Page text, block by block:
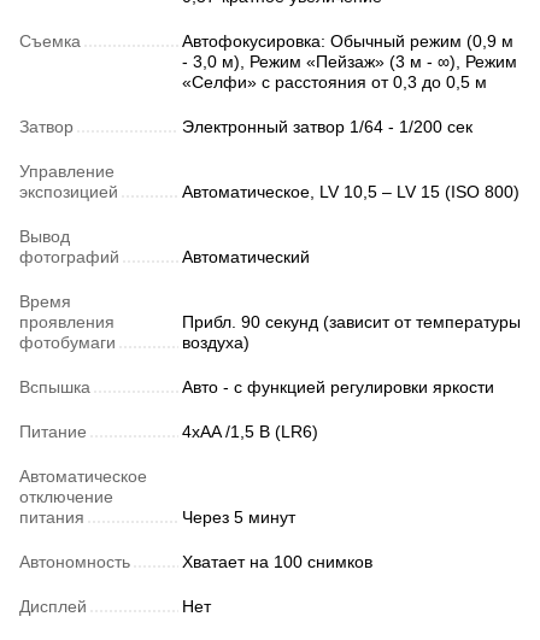
Съемка
Автофокусировка: Обычный режим (0,9 м
- 3,0 м), Режим «Пейзаж» (3 м - ∞), Режим
«Селфи» с расстояния от 0,3 до 0,5 м
Затвор Электронный затвор 1/64 - 1/200 сек
Управление
экспозицией
Автоматическое, LV 10,5 – LV 15 (ISO 800)
Вывод
фотографий
Автоматический
Время
проявления
фотобумаги
Прибл. 90 секунд (зависит от температуры
воздуха)
Вспышка Авто - с функцией регулировки яркости
Питание 4xAA /1,5 В (LR6)
Автоматическое
отключение
питания
Через 5 минут
Автономность Хватает на 100 снимков
Дисплей Нет